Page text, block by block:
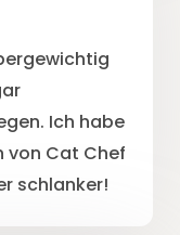
Ich habe
von Cat Chef
schlanker!